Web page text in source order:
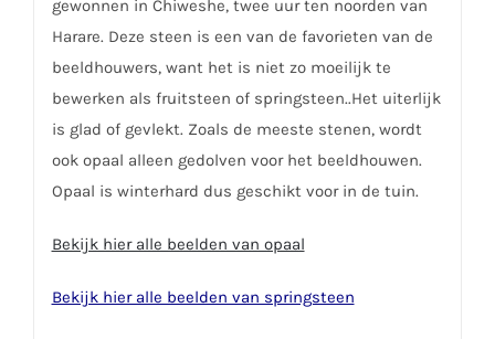
gewonnen in Chiweshe, twee uur ten noorden van
Harare. Deze steen is een van de favorieten van de
beeldhouwers, want het is niet zo moeilijk te
bewerken als fruitsteen of springsteen..Het uiterlijk
is glad of gevlekt. Zoals de meeste stenen, wordt
ook opaal alleen gedolven voor het beeldhouwen.
Opaal is winterhard dus geschikt voor in de tuin.
Bekijk hier alle beelden van opaal
Bekijk hier alle beelden van springsteen